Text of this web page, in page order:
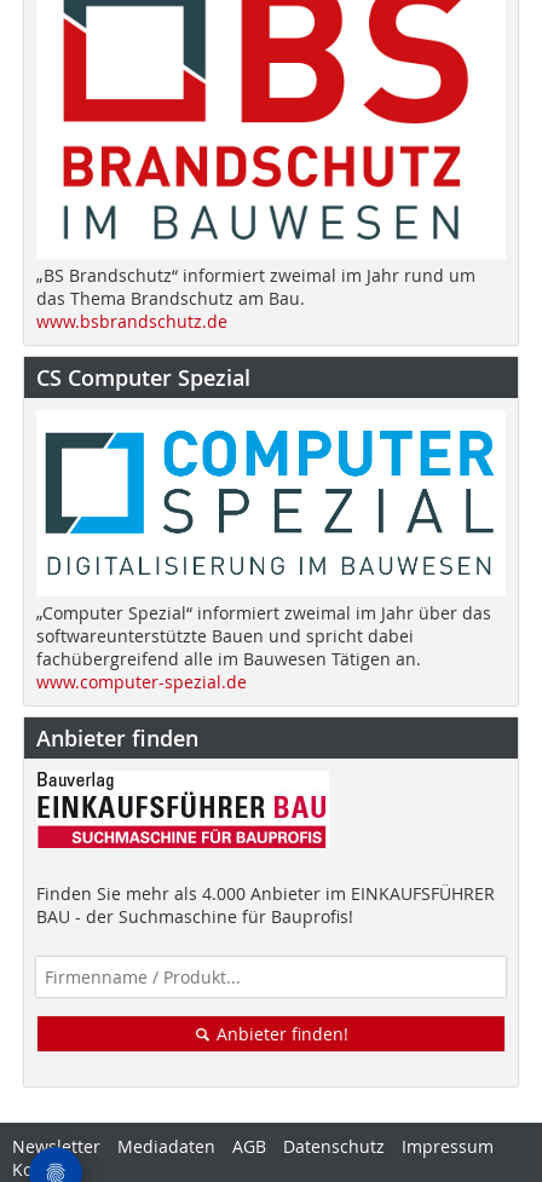
„BS Brandschutz“ informiert zweimal im Jahr rund um
das Thema Brandschutz am Bau.
www.bsbrandschutz.de
CS Computer Spezial
„Computer Spezial“ informiert zweimal im Jahr über das
softwareunterstützte Bauen und spricht dabei
fachübergreifend alle im Bauwesen Tätigen an.
www.computer-spezial.de
Anbieter finden
Finden Sie mehr als 4.000 Anbieter im EINKAUFSFÜHRER
BAU - der Suchmaschine für Bauprofis!
Anbieter finden!
Newsletter Mediadaten AGB Datenschutz
Impressum
Kontakt